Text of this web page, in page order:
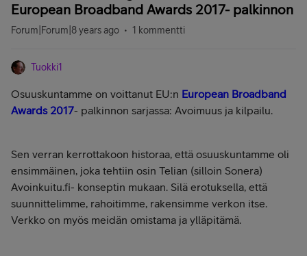
European Broadband Awards 2017- palkinnon
Forum|Forum|8 years ago 1 kommentti
Tuokki1
Osuuskuntamme on voittanut EU:n European Broadband
Awards 2017- palkinnon sarjassa: Avoimuus ja kilpailu.
Sen verran kerrottakoon historaa, että osuuskuntamme oli
ensimmäinen, joka tehtiin osin Telian (silloin Sonera)
Avoinkuitu.fi- konseptin mukaan. Silä erotuksella, että
suunnittelimme, rahoitimme, rakensimme verkon itse.
Verkko on myös meidän omistama ja ylläpitämä.